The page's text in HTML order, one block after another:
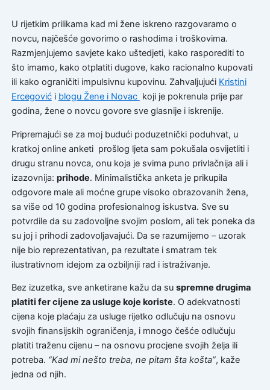
U rijetkim prilikama kad mi žene iskreno razgovaramo o
novcu, najčešće govorimo o rashodima i troškovima.
Razmjenjujemo savjete kako uštedjeti, kako rasporediti to
što imamo, kako otplatiti dugove, kako racionalno kupovati
ili kako ograničiti impulsivnu kupovinu. Zahvaljujući Kristini
Ercegovići blogu Žene i Novac koji je pokrenula prije par
godina, žene o novcu govore sve glasnije i iskrenije.
Pripremajući se za moj budući poduzetnički poduhvat, u
kratkoj online anketi prošlog ljeta sam pokušala osvijetliti i
drugu stranu novca, onu koja je svima puno privlačnija ali i
izazovnija: prihode. Minimalistička anketa je prikupila
odgovore male ali moćne grupe visoko obrazovanih žena,
sa više od 10 godina profesionalnog iskustva. Sve su
potvrdile da su zadovoljne svojim poslom, ali tek poneka da
su joj i prihodi zadovoljavajući. Da se razumijemo – uzorak
nije bio reprezentativan, pa rezultate i smatram tek
ilustrativnom idejom za ozbiljniji rad i istraživanje.
Bez izuzetka, sve anketirane kažu da su spremne drugima
platiti fer cijene za usluge koje koriste. O adekvatnosti
cijena koje plaćaju za usluge rijetko odlučuju na osnovu
svojih finansijskih ograničenja, i mnogo češće odlučuju
platiti traženu cijenu – na osnovu procjene svojih želja ili
potreba. “Kad mi nešto treba, ne pitam šta košta”, kaže
jedna od njih.